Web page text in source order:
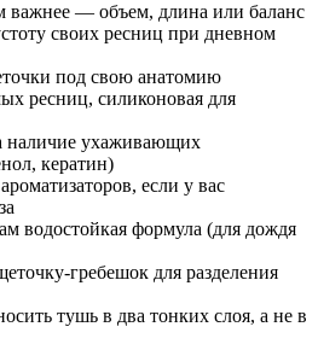
важнее — объем, длина или баланс
своих ресниц при дневном
под свою анатомию
ресниц, силиконовая для
наличие ухаживающих
кератин)
если у вас
водостойкая формула (для дождя
гребешок для разделения
тушь в два тонких слоя, а не в